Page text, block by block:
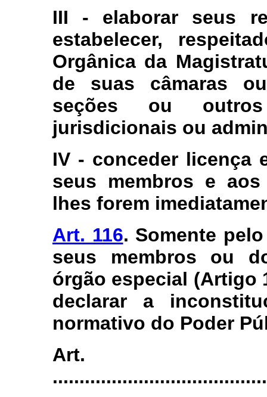
III - elaborar seus
estabelecer,
Orgânica da
de suas câmaras
seções ou
jurisdicionais ou
IV - conceder licença
seus membros e
lhes forem
Art. 116. Somente
seus membros ou
órgão especial (Artigo
declarar a
normativo do Poder
Art.